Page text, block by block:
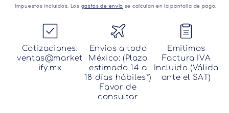
habitual
Impuestos incluidos. Los gastos de envío se calculan en la pantalla de pago.
Cotizaciones:
ventas@market
ify.mx
Envíos a todo
México: (Plazo
estimado 14 a
18 días hábiles*)
Favor de
consultar
Emitimos
Factura IVA
Incluido (Válida
ante el SAT)